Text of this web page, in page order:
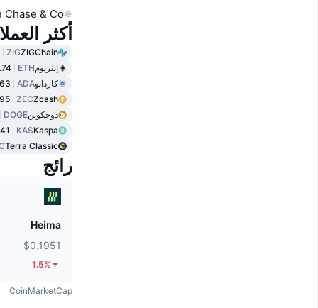
Chase & Co
أكثر
ZIGChain
ZIG
إيثريومETH
كاردانوADA
Zcash
ZEC
دوجكوينDOGE
Kaspa
KAS
Terra Classic
رائج
Heima
$0.1951
1.5%
CoinMarketCap